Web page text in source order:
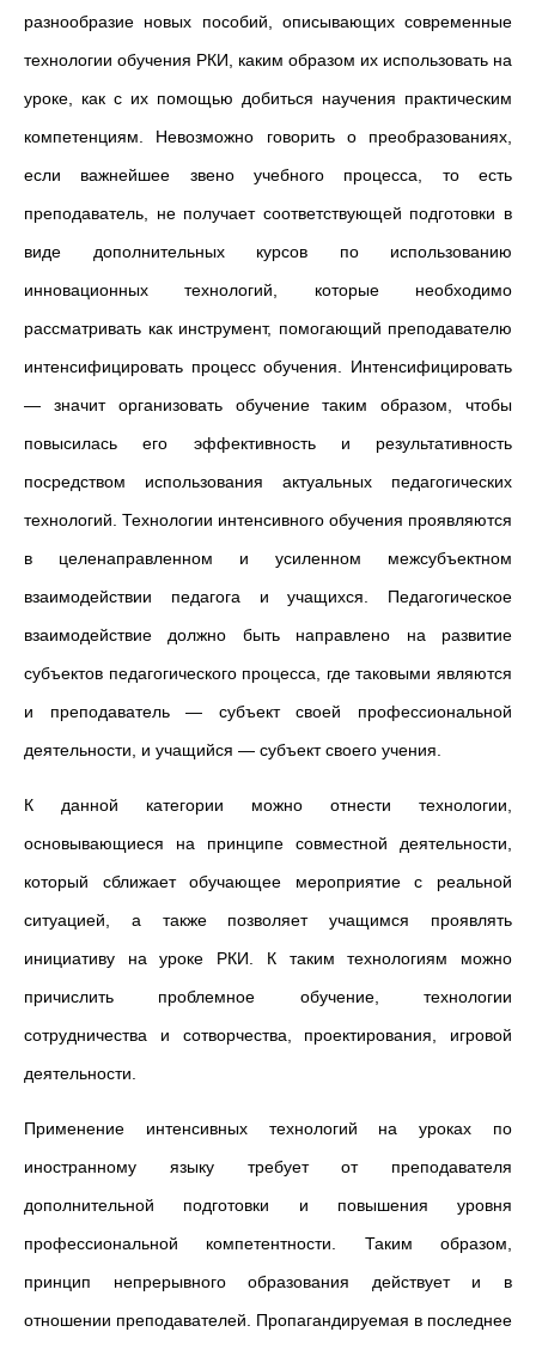
разнообразие новых пособий, описывающих современные
технологии обучения РКИ, каким образом их использовать на
уроке, как с их помощью добиться научения практическим
компетенциям. Невозможно говорить о преобразованиях,
если важнейшее звено учебного процесса, то есть
преподаватель, не получает соответствующей подготовки в
виде дополнительных курсов по использованию
инновационных технологий, которые необходимо
рассматривать как инструмент, помогающий преподавателю
интенсифицировать процесс обучения. Интенсифицировать
— значит организовать обучение таким образом, чтобы
повысилась его эффективность и результативность
посредством использования актуальных педагогических
технологий. Технологии интенсивного обучения проявляются
в целенаправленном и усиленном межсубъектном
взаимодействии педагога и учащихся. Педагогическое
взаимодействие должно быть направлено на развитие
субъектов педагогического процесса, где таковыми являются
и преподаватель — субъект своей профессиональной
деятельности, и учащийся — субъект своего учения.
К данной категории можно отнести технологии,
основывающиеся на принципе совместной деятельности,
который сближает обучающее мероприятие с реальной
ситуацией, а также позволяет учащимся проявлять
инициативу на уроке РКИ. К таким технологиям можно
причислить проблемное обучение, технологии
сотрудничества и сотворчества, проектирования, игровой
деятельности.
Применение интенсивных технологий на уроках по
иностранному языку требует от преподавателя
дополнительной подготовки и повышения уровня
профессиональной компетентности. Таким образом,
принцип непрерывного образования действует и в
отношении преподавателей. Пропагандируемая в последнее